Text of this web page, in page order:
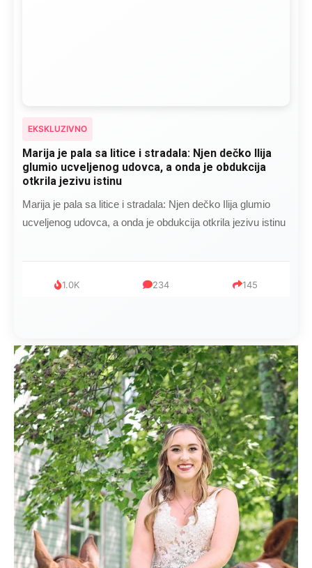
EKSKLUZIVNO
Marija je pala sa litice i stradala: Njen dečko Ilija
glumio ucveljenog udovca, a onda je obdukcija
otkrila jezivu istinu
Marija je pala sa litice i stradala: Njen dečko Ilija glumio
ucveljenog udovca, a onda je obdukcija otkrila jezivu istinu
1.0K 234 145